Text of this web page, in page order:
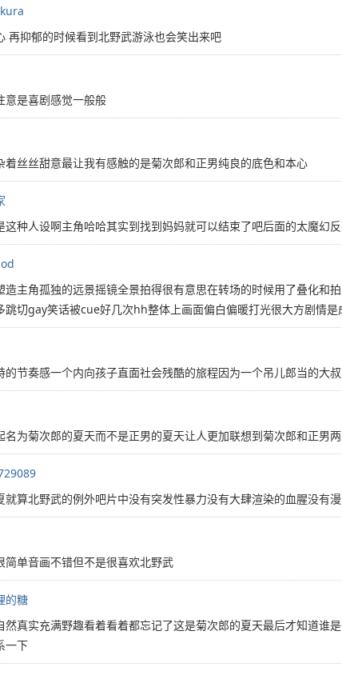
再抑郁的时候看到北野武游泳也会笑出来吧
意是喜剧感觉一般般
着丝丝甜意最让我有感触的是菊次郎和正男纯良的底色和本心
这种人设啊主角哈哈其实到找到妈妈就可以结束了吧后面的太魔幻
造主角孤独的远景摇镜全景拍得很有意思在转场的时候用了叠化
跳切gay笑话被cue好几次hh整体上画面偏白偏暖打光很大方剧情
的节奏感一个内向孩子直面社会残酷的旅程因为一个吊儿郎当的大
名为菊次郎的夏天而不是正男的夏天让人更加联想到菊次郎和正男
就算北野武的例外吧片中没有突发性暴力没有大肆渲染的血腥没有
简单音画不错但不是很喜欢北野武
的糖
然真实充满野趣看着看着都忘记了这是菊次郎的夏天最后才知道谁
一下